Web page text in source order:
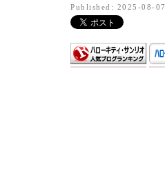
Published: 2025-08-07